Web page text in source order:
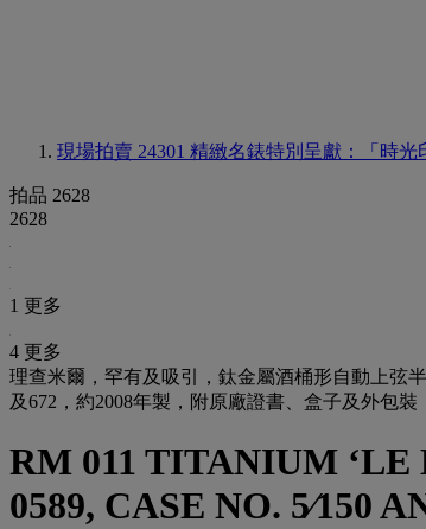
現場拍賣 24301 精緻名錶特別呈獻：「時光
拍品 2628
2628
1 更多
4 更多
理查米爾，罕有及吸引，鈦金屬酒桶形自動上弦
及672，約2008年製，附原廠證書、盒子及外包裝
RM 011 TITANIUM ‘LE
0589, CASE NO. 5⁄150